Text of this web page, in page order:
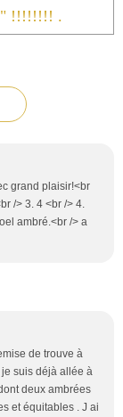
" !!!!!!!! .
grand plaisir!<br
/> 3. 4 <br /> 4.
ambré.<br /> a
de trouve à
suis déjà allée à
deux ambrées
et équitables . J ai